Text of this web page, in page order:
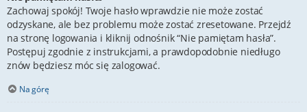
Zachowaj spokój! Twoje hasło wprawdzie nie może zostać
odzyskane, ale bez problemu może zostać zresetowane. Przejdź
na stronę logowania i kliknij odnośnik “Nie pamiętam hasła”.
Postępuj zgodnie z instrukcjami, a prawdopodobnie niedługo
znów będziesz móc się zalogować.
Na górę